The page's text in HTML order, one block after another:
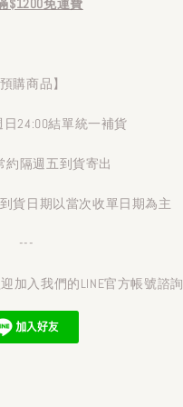
$1200免運費
預購商品】
24:00結單統一補貨
約隔週五到貨寄出
貨日期以當次收單日期為主
---
加入我們的LINE官方帳號諮詢